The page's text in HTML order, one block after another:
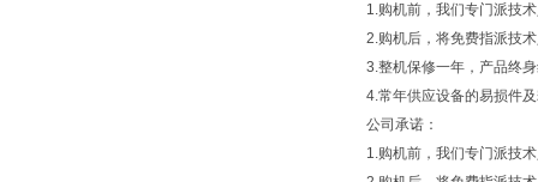
1.购机前，我们专门派技
2.购机后，将免费指派技
3.整机保修一年，产品终
4.常年供应设备的易损件
公司承诺：
1.购机前，我们专门派技